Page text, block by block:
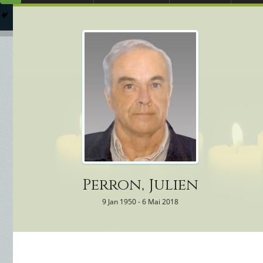
Perron, Julien
9 Jan 1950 - 6 Mai 2018